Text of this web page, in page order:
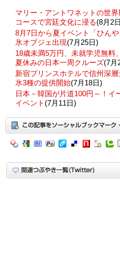
マリー・アントワネットの世
コースで宮廷文化に浸る(8月2
8月7日から夏イベント「ひん
氷オブジェ出現(7月25日)
18歳未満5万円、未就学児無料
夏休みの日本一周クルーズ(7月
新宿プリンスホテルで信州深
氷3種の提供開始(7月18日)
日本－韓国が片道100円～！イ
イベント (7月11日)